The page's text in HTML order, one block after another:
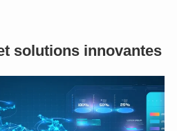
solutions innovantes